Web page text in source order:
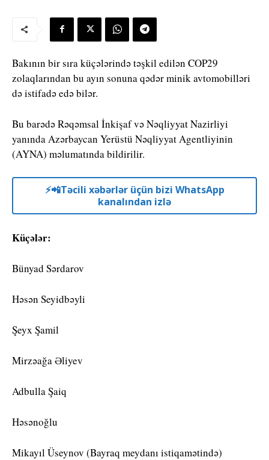
Bakının bir sıra küçələrində təşkil edilən COP29
zolaqlarından bu ayın sonuna qədər minik avtomobilləri
də istifadə edə bilər.
Bu barədə Rəqəmsal İnkişaf və Nəqliyyat Nazirliyi
yanında Azərbaycan Yerüstü Nəqliyyat Agentliyinin
(AYNA) məlumatında bildirilir.
⚡️📲Təcili xəbərlər üçün bizi WhatsApp
kanalından izlə
Küçələr:
Bünyad Sərdarov
Həsən Seyidbəyli
Şeyx Şamil
Mirzəağa Əliyev
Adbulla Şaiq
Həsənoğlu
Mikayıl Üseynov (Bayraq meydanı istiqamətində)